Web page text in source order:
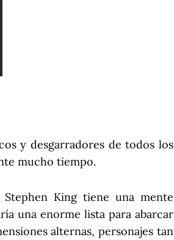
y desgarradores de todos los
mucho tiempo.
King tiene una mente
una enorme lista para abarcar
alternas, personajes tan